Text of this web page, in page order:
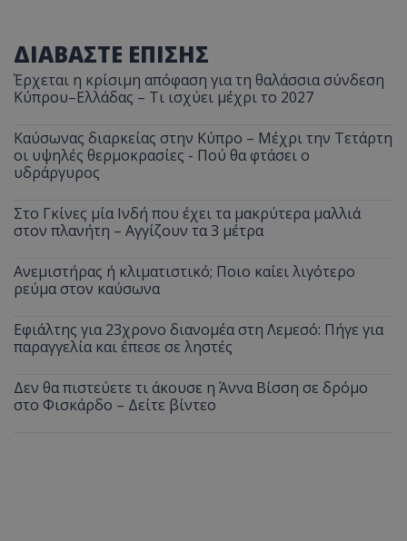
ΔΙΑΒΑΣΤΕ ΕΠΙΣΗΣ
Έρχεται η κρίσιμη απόφαση για τη θαλάσσια σύνδεση
Κύπρου–Ελλάδας – Τι ισχύει μέχρι το 2027
Καύσωνας διαρκείας στην Κύπρο – Μέχρι την Τετάρτη
οι υψηλές θερμοκρασίες - Πού θα φτάσει ο
υδράργυρος
Στο Γκίνες μία Ινδή που έχει τα μακρύτερα μαλλιά
στον πλανήτη – Αγγίζουν τα 3 μέτρα
Ανεμιστήρας ή κλιματιστικό; Ποιο καίει λιγότερο
ρεύμα στον καύσωνα
Εφιάλτης για 23χρονο διανομέα στη Λεμεσό: Πήγε για
παραγγελία και έπεσε σε ληστές
Δεν θα πιστεύετε τι άκουσε η Άννα Βίσση σε δρόμο
στο Φισκάρδο – Δείτε βίντεο